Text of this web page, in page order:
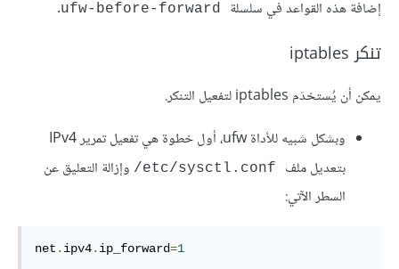
إضافة هذه القواعد في سلسلة
.
تنكر iptables
يمكن أن يُستخدَم iptables لتفعيل التنكر.
وبشكل شبيه للأداة ufw، أول خطوة هي تفعيل تمرير IPv4
بتعديل ملف
وإزالة التعليق عن
السطر الآتي:
net . ipv4. ip_forward=1